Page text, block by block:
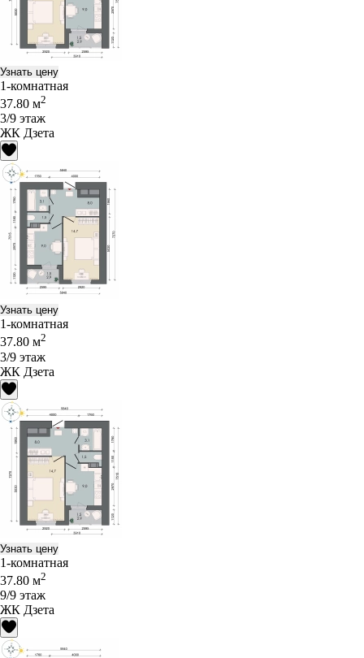
Узнать цену
1-комнатная
37.80 м2
3/9 этаж
ЖК Дзета
Узнать цену
1-комнатная
37.80 м2
3/9 этаж
ЖК Дзета
Узнать цену
1-комнатная
37.80 м2
9/9 этаж
ЖК Дзета